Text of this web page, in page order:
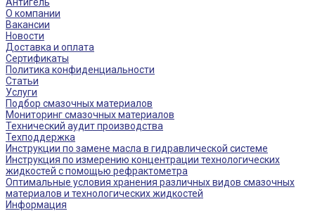
О компании
Вакансии
Новости
Доставка и оплата
Сертификаты
Политика конфиденциальности
Статьи
Услуги
Подбор смазочных материалов
Мониторинг смазочных материалов
Технический аудит производства
Техподдержка
Инструкции по замене масла в гидравлической системе
Инструкция по измерению концентрации технологических
жидкостей с помощью рефрактометра
Оптимальные условия хранения различных видов смазочных
материалов и технологических жидкостей
Информация